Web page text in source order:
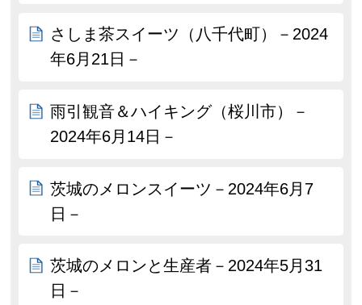
さしま茶スイーツ（八千代町）－2024
年6月21日－
雨引観音＆ハイキング（桜川市）－
2024年6月14日－
茨城のメロンスイーツ－2024年6月7
日－
茨城のメロンと生産者－2024年5月31
日－